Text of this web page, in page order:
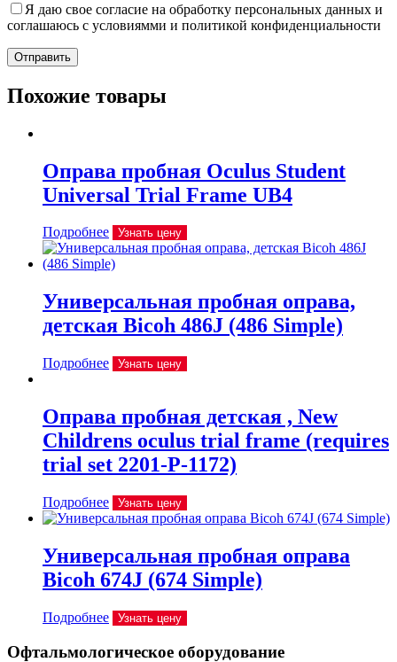
Я даю свое согласие на обработку персональных данных и
соглашаюсь с условиямми и политикой конфиденциальности
Отправить
Похожие товары
Оправа пробная Oculus Student
Universal Trial Frame UB4
Подробнее Узнать цену
Универсальная пробная оправа,
детская Bicoh 486J (486 Simple)
Подробнее Узнать цену
Оправа пробная детская , New
Childrens oculus trial frame (requires
trial set 2201-P-1172)
Подробнее Узнать цену
Универсальная пробная оправа
Bicoh 674J (674 Simple)
Подробнее Узнать цену
Офтальмологическое оборудование